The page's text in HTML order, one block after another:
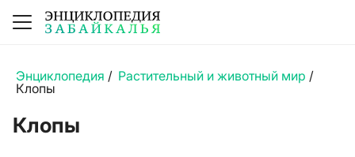
Энциклопедия / Растительный и животный мир /
Клопы
Клопы